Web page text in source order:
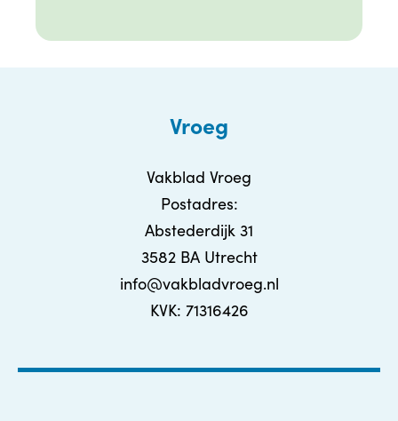
Vroeg
Vakblad Vroeg
Postadres:
Abstederdijk 31
3582 BA Utrecht
info@vakbladvroeg.nl
KVK: 71316426